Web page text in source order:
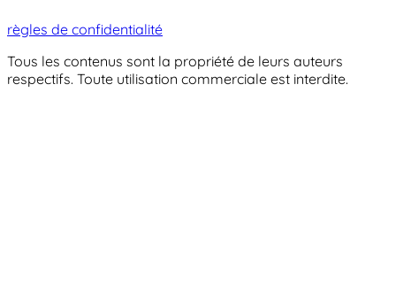
règles de confidentialité
Tous les contenus sont la propriété de leurs auteurs
respectifs. Toute utilisation commerciale est interdite.